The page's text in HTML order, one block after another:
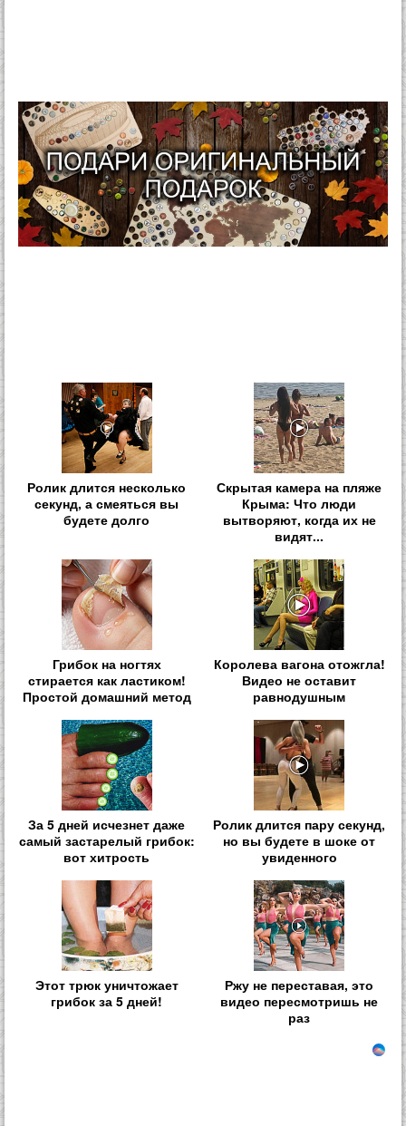
Ролик длится несколько
секунд, а смеяться вы
будете долго
Скрытая камера на пляже
Крыма: Что люди
вытворяют, когда их не
видят...
Грибок на ногтях
стирается как ластиком!
Простой домашний метод
Королева вагона отожгла!
Видео не оставит
равнодушным
За 5 дней исчезнет даже
самый застарелый грибок:
вот хитрость
Ролик длится пару секунд,
но вы будете в шоке от
увиденного
Этот трюк уничтожает
грибок за 5 дней!
Ржу не переставая, это
видео пересмотришь не
раз